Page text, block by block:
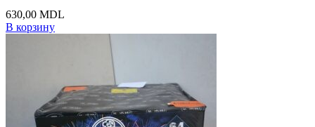
630,00 MDL
В корзину